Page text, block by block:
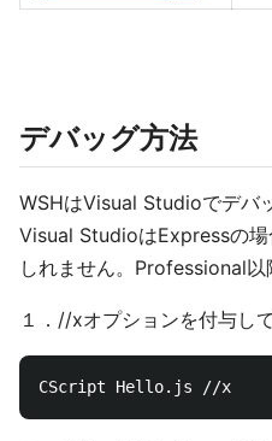
デバッグ方法
WSHはVisual Studioでデバ
Visual StudioはExpressの
しれません。Professional以
１．//xオプションを付与し